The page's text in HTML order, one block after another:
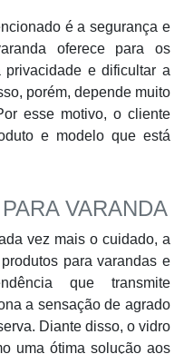
é a segurança e
oferece para os
e dificultar a
porém, depende muito
esse motivo, o cliente
e modelo que está
VARANDA
vez mais o cuidado, a
para varandas e
que transmite
a sensação de agrado
Diante disso, o vidro
uma ótima solução aos